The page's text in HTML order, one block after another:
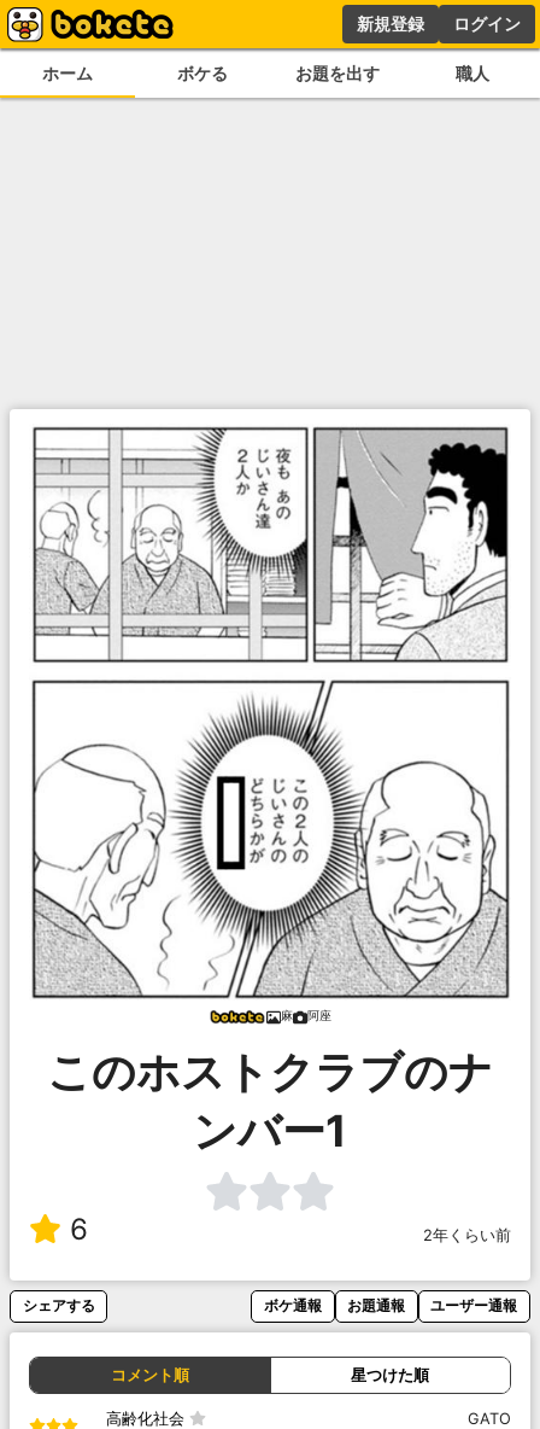
新規登録 ログイン
ホーム ボケる お題を出す 職人
麻 阿座
このホストクラブのナ
ンバー1
6 2年くらい前
シェアする ボケ通報 お題通報 ユーザー通報
コメント順 星つけた順
高齢化社会 GATO